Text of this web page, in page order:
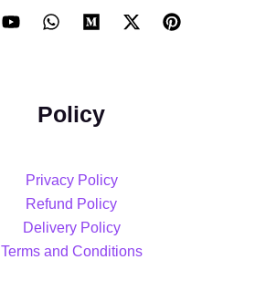
Policy
Privacy Policy
Refund Policy
Delivery Policy
Terms and Conditions